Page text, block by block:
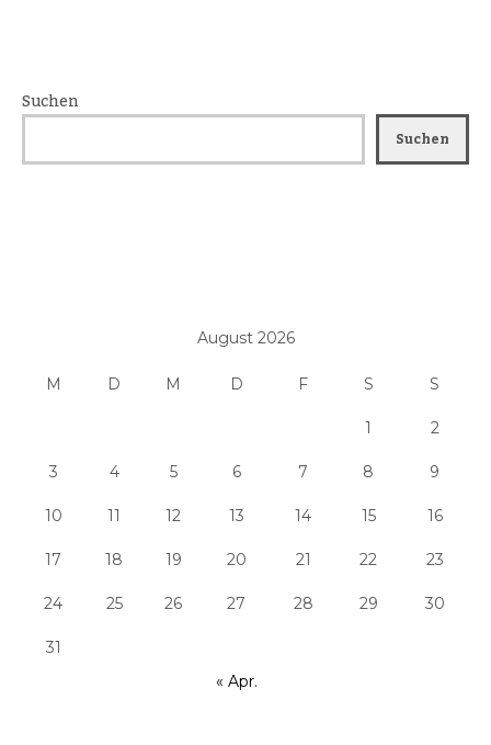
Suchen
Suchen
August 2026
M D M D F S S
1 2
3 4 5 6 7 8 9
10 11 12 13 14 15 16
17 18 19 20 21 22 23
24 25 26 27 28 29 30
31
« Apr.